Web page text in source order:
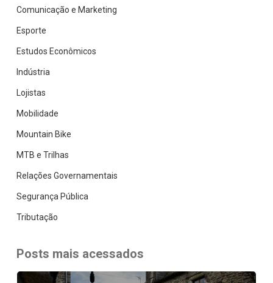
Comunicação e Marketing
Esporte
Estudos Econômicos
Indústria
Lojistas
Mobilidade
Mountain Bike
MTB e Trilhas
Relações Governamentais
Segurança Pública
Tributação
Posts mais acessados